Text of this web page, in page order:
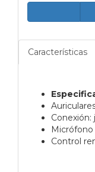
Características
Conexión:
Control